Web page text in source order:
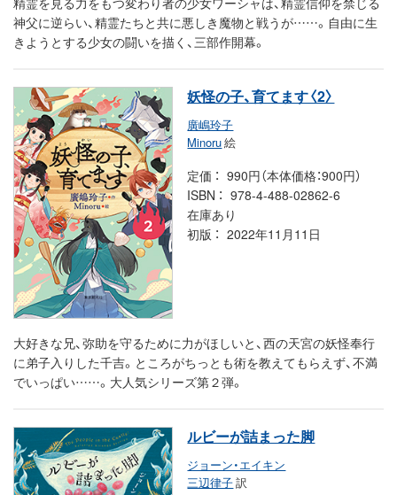
神父に逆らい、精霊たちと共に悪しき魔物と戦うが……。自由に生
きようとする少女の闘いを描く、三部作開幕。
妖怪の子、育てます〈2〉
廣嶋玲子
Minoru絵
定価
990円（本体価格：900円）
ISBN
978-4-488-02862-6
在庫あり
初版
2022年11月11日
大好きな兄、弥助を守るために力がほしいと、西の天宮の妖怪奉行
に弟子入りした千吉。ところがちっとも術を教えてもらえず、不満
でいっぱい……。大人気シリーズ第２弾。
ルビーが詰まった脚
ジョーン・エイキン
三辺律子訳